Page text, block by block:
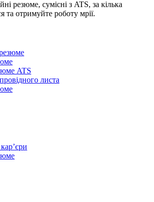
резюме, сумісні з ATS, за кілька
та отримуйте роботу мрії.
ATS
листа